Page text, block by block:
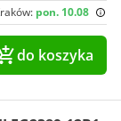
pon. 10.08
do koszyka